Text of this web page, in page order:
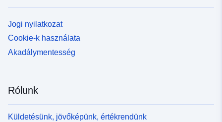
Jogi nyilatkozat
Cookie-k használata
Akadálymentesség
Rólunk
Küldetésünk, jövőképünk, értékrendünk